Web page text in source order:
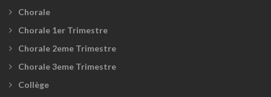
Chorale
Chorale 1er Trimestre
Chorale 2eme Trimestre
Chorale 3eme Trimestre
Collège